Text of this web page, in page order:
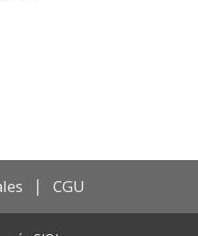
| CGU